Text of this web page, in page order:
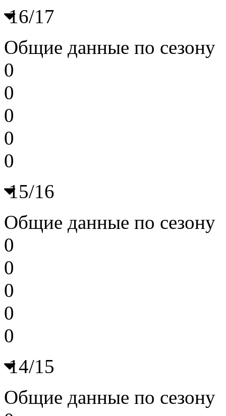
16/17
Общие данные по сезону
0
0
0
0
0
15/16
Общие данные по сезону
0
0
0
0
0
14/15
Общие данные по сезону